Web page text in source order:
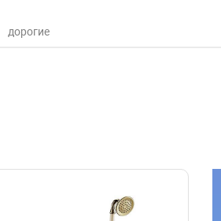
дорогие